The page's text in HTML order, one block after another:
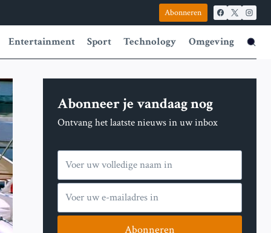
Abonneren
Entertainment Sport Technology Omgeving
Abonneer je vandaag nog
Ontvang het laatste nieuws in uw inbox
Abonneren